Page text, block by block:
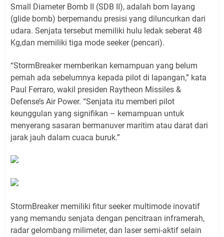
Small Diameter Bomb II (SDB II), adalah bom layang
(glide bomb) berpemandu presisi yang diluncurkan dari
udara. Senjata tersebut memiliki hulu ledak seberat 48
Kg,dan memiliki tiga mode seeker (pencari).
“StormBreaker memberikan kemampuan yang belum
pernah ada sebelumnya kepada pilot di lapangan,” kata
Paul Ferraro, wakil presiden Raytheon Missiles &
Defense’s Air Power. “Senjata itu memberi pilot
keunggulan yang signifikan – kemampuan untuk
menyerang sasaran bermanuver maritim atau darat dari
jarak jauh dalam cuaca buruk.”
StormBreaker memiliki fitur seeker multimode inovatif
yang memandu senjata dengan pencitraan inframerah,
radar gelombang milimeter, dan laser semi-aktif selain